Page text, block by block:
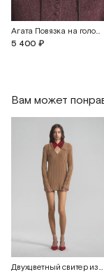
Агата Повязка на голову из шерсти альпака
5 400 ₽
Вам может
Двухцветный свитер из кашемира и перуанского хлопка